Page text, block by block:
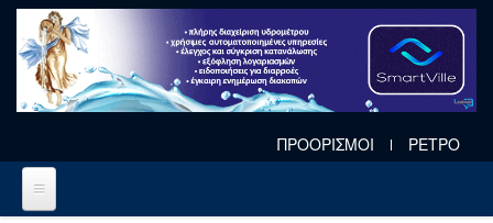
ΠΡΟΟΡΙΣΜΟΙ ΡΕΤΡΟ